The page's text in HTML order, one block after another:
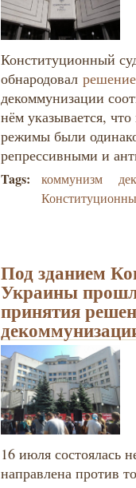
Конституционный
обнародовал решение
декоммунизации
нём указывается,
режимы были
репрессивными и
Tags: коммунизм
Под зданием
Украины
принятия
16 июля состоялась
направлена против